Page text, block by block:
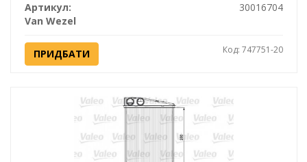
Артикул:
30016704
Van Wezel
ПРИДБАТИ Код: 747751-20